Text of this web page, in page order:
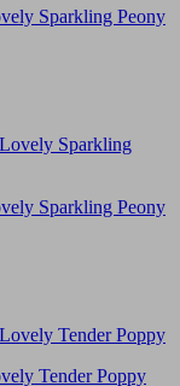
Sparkling Peony
Sparkling Peony
Tender Poppy